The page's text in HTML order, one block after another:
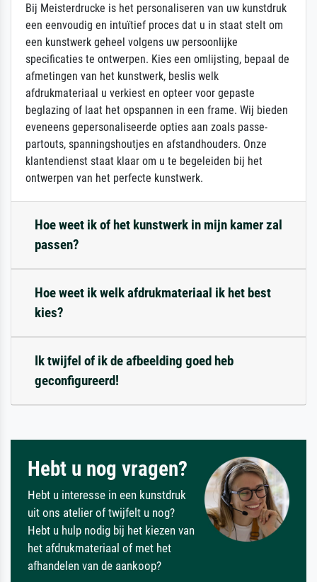
Bij Meisterdrucke is het personaliseren van uw kunstdruk
een eenvoudig en intuïtief proces dat u in staat stelt om
een kunstwerk geheel volgens uw persoonlijke
specificaties te ontwerpen. Kies een omlijsting, bepaal de
afmetingen van het kunstwerk, beslis welk
afdrukmateriaal u verkiest en opteer voor gepaste
beglazing of laat het opspannen in een frame. Wij bieden
eveneens gepersonaliseerde opties aan zoals passe-
partouts, spanningshoutjes en afstandhouders. Onze
klantendienst staat klaar om u te begeleiden bij het
ontwerpen van het perfecte kunstwerk.
Hoe weet ik of het kunstwerk in mijn kamer zal
passen?
Hoe weet ik welk afdrukmateriaal ik het best
kies?
Ik twijfel of ik de afbeelding goed heb
geconfigureerd!
Hebt u nog vragen?
Hebt u interesse in een kunstdruk
uit ons atelier of twijfelt u nog?
Hebt u hulp nodig bij het kiezen van
het afdrukmateriaal of met het
afhandelen van de aankoop?